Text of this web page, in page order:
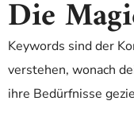
Die
Keywords sind der
verstehen, wonach
ihre Bedürfnisse